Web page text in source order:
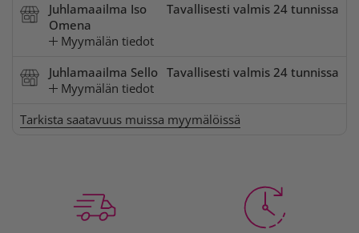
Juhlamaailma Iso
Omena
Myymälän tiedot
Tavallisesti valmis 24 tunnissa
Juhlamaailma Sello
Myymälän tiedot
Tavallisesti valmis 24 tunnissa
Tarkista saatavuus muissa myymälöissä